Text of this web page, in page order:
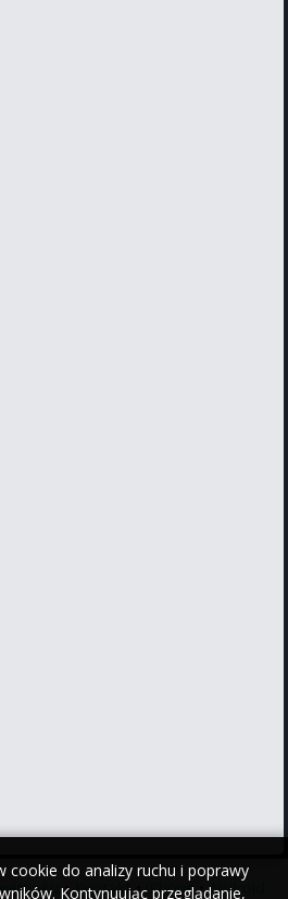
cookie do analizy ruchu i poprawy
Kontynuując przeglądanie,
•Kontakt•iPhone•Android